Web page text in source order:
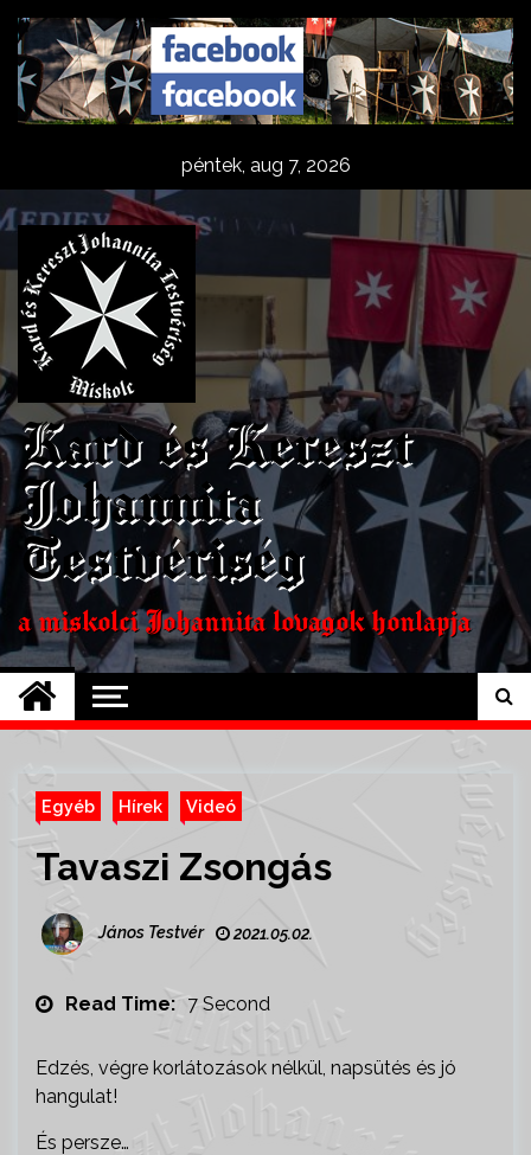
Skip
content
péntek, aug 7, 2026
Kard és Kereszt
Johannita
Testvériség
a miskolci Johannita lovagok honlapja
Egyéb Hírek Videó
Tavaszi Zsongás
János Testvér 2021.05.02.
Read Time: 7 Second
Edzés, végre korlátozások nélkül, napsütés és jó
hangulat!
És persze…